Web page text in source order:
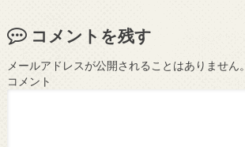
コメントを残す
メールアドレスが公開されることはありません。
コメント